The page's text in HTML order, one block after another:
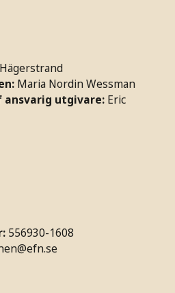
Maria Nordin Wessman
ansvarig utgivare: Eric
556930-1608